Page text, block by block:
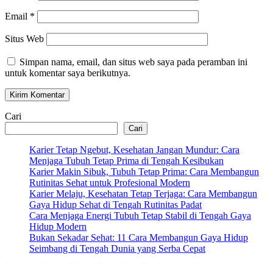
Email *
Situs Web
Simpan nama, email, dan situs web saya pada peramban ini
untuk komentar saya berikutnya.
Cari
Cari
Karier Tetap Ngebut, Kesehatan Jangan Mundur: Cara
Menjaga Tubuh Tetap Prima di Tengah Kesibukan
Karier Makin Sibuk, Tubuh Tetap Prima: Cara Membangun
Rutinitas Sehat untuk Profesional Modern
Karier Melaju, Kesehatan Tetap Terjaga: Cara Membangun
Gaya Hidup Sehat di Tengah Rutinitas Padat
Cara Menjaga Energi Tubuh Tetap Stabil di Tengah Gaya
Hidup Modern
Bukan Sekadar Sehat: 11 Cara Membangun Gaya Hidup
Seimbang di Tengah Dunia yang Serba Cepat